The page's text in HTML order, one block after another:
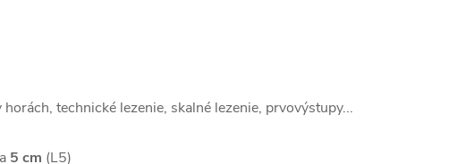
horách, technické lezenie, skalné lezenie, prvovýstupy...
5 cm (L5)